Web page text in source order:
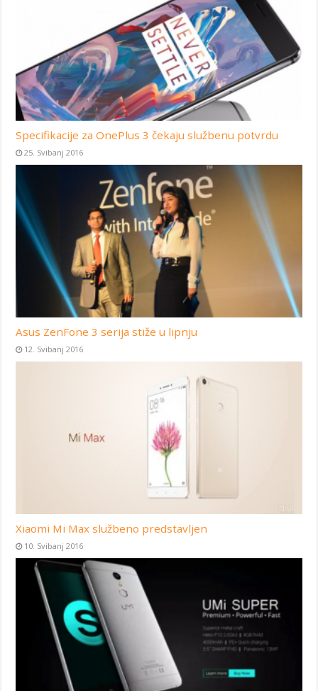
Specifikacije za OnePlus 3 čekaju službenu potvrdu
25. Svibanj 2016
Asus ZenFone 3 serija stiže u lipnju
12. Svibanj 2016
Xiaomi Mi Max službeno predstavljen
10. Svibanj 2016